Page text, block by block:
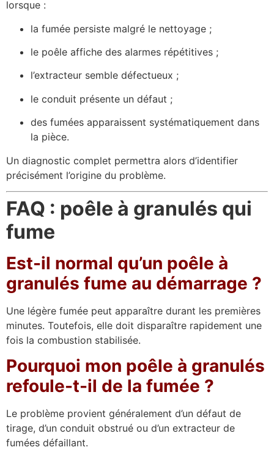
lorsque :
la fumée persiste malgré le nettoyage ;
le poêle affiche des alarmes répétitives ;
l’extracteur semble défectueux ;
le conduit présente un défaut ;
des fumées apparaissent systématiquement dans
la pièce.
Un diagnostic complet permettra alors d’identifier
précisément l’origine du problème.
FAQ : poêle à granulés qui
fume
Est-il normal qu’un poêle à
granulés fume au démarrage ?
Une légère fumée peut apparaître durant les premières
minutes. Toutefois, elle doit disparaître rapidement une
fois la combustion stabilisée.
Pourquoi mon poêle à granulés
refoule-t-il de la fumée ?
Le problème provient généralement d’un défaut de
tirage, d’un conduit obstrué ou d’un extracteur de
fumées défaillant.